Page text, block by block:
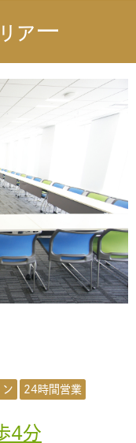
ア ー
ン 24時間営業
4分